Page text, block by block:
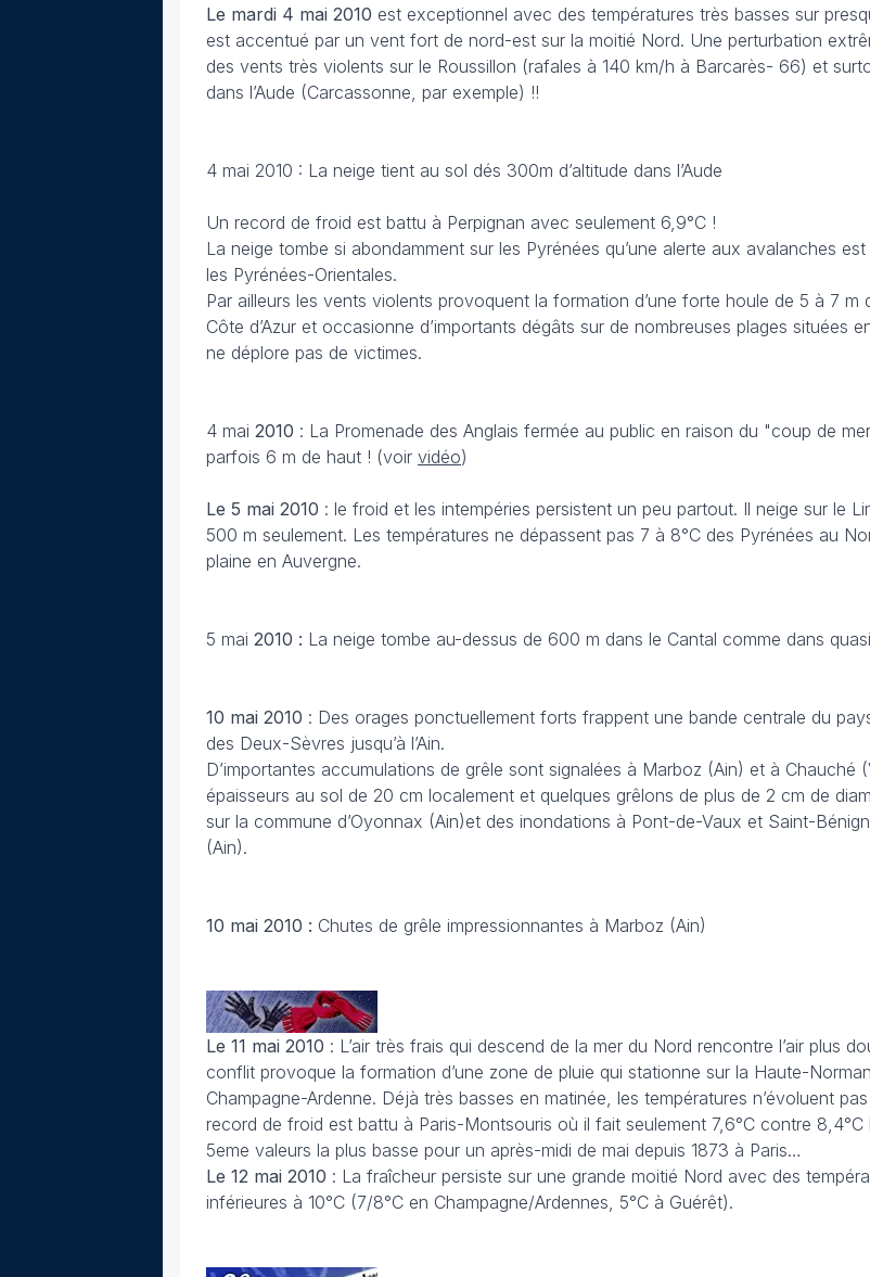
Le mardi 4 mai 2010 est exceptionnel avec des températures très basses sur
est accentué par un vent fort de nord-est sur la moitié Nord. Une perturbation
des vents très violents sur le Roussillon (rafales à 140 km/h à Barcarès- 66) et
dans l’Aude (Carcassonne, par exemple) !!
4 mai 2010 : La neige tient au sol dés 300m d’altitude dans l’Aude
Un record de froid est battu à Perpignan avec seulement 6,9°C !
La neige tombe si abondamment sur les Pyrénées qu’une alerte aux avalanches est
les Pyrénées-Orientales.
Par ailleurs les vents violents provoquent la formation d’une forte houle de 5 à 7 m
Côte d’Azur et occasionne d’importants dégâts sur de nombreuses plages situées
ne déplore pas de victimes.
4 mai 2010 : La Promenade des Anglais fermée au public en raison du "coup de
parfois 6 m de haut ! (voir vidéo)
Le 5 mai 2010 : le froid et les intempéries persistent un peu partout. Il neige sur le
500 m seulement. Les températures ne dépassent pas 7 à 8°C des Pyrénées au
plaine en Auvergne.
5 mai 2010 : La neige tombe au-dessus de 600 m dans le Cantal comme dans
10 mai 2010 : Des orages ponctuellement forts frappent une bande centrale du
des Deux-Sèvres jusqu’à l’Ain.
D’importantes accumulations de grêle sont signalées à Marboz (Ain) et à Chauché
épaisseurs au sol de 20 cm localement et quelques grêlons de plus de 2 cm de
sur la commune d’Oyonnax (Ain)et des inondations à Pont-de-Vaux et Saint-
(Ain).
10 mai 2010 : Chutes de grêle impressionnantes à Marboz (Ain)
Le 11 mai 2010 : L’air très frais qui descend de la mer du Nord rencontre l’air plus
conflit provoque la formation d’une zone de pluie qui stationne sur la Haute-
Champagne-Ardenne. Déjà très basses en matinée, les températures n’évoluent
record de froid est battu à Paris-Montsouris où il fait seulement 7,6°C contre 8,4°C
5eme valeurs la plus basse pour un après-midi de mai depuis 1873 à Paris…
Le 12 mai 2010 : La fraîcheur persiste sur une grande moitié Nord avec des
inférieures à 10°C (7/8°C en Champagne/Ardennes, 5°C à Guérêt).